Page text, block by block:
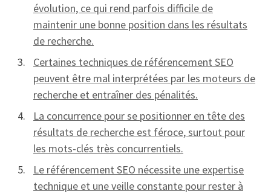
évolution, ce qui rend parfois difficile de
maintenir une bonne position dans les résultats
de recherche.
Certaines techniques de référencement SEO
peuvent être mal interprétées par les moteurs de
recherche et entraîner des pénalités.
La concurrence pour se positionner en tête des
résultats de recherche est féroce, surtout pour
les mots-clés très concurrentiels.
Le référencement SEO nécessite une expertise
technique et une veille constante pour rester à